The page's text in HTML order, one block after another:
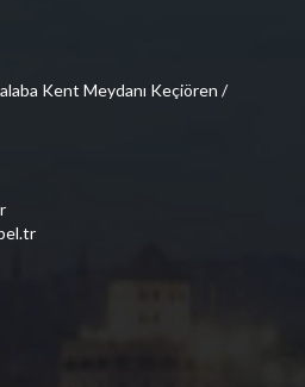
Kent Meydanı Keçiören /